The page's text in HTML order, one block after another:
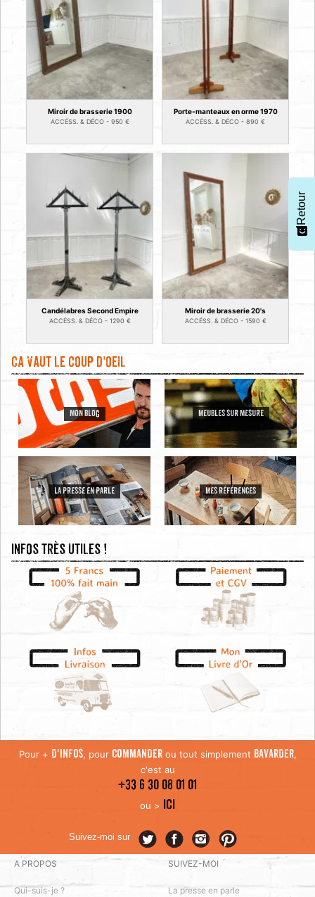
Miroir de brasserie 1900
ACCÉSS. & DÉCO - 950 €
Porte-manteaux en orme 1970
ACCÉSS. & DÉCO - 890 €
Candélabres Second Empire
ACCÉSS. & DÉCO - 1290 €
Miroir de brasserie 20's
ACCÉSS. & DÉCO - 1590 €
Ca vaut le coup d'oeil
MON BLOG MEUBLES SUR MESURE
LA PRESSE EN PARLE MES RÉFÉRENCES
Infos très utiles !
Pour + D'INFOS, pour COMMANDERou tout simplement BAVARDER,
c'est au
+33 6 30 08 01 01
ou > ICI
Suivez-moi sur
A PROPOS
Qui-suis-je ?
SUIVEZ-MOI
La presse en parle
Retour